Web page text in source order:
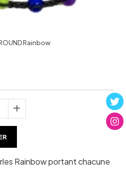
Rainbow
Rainbow portant chacune